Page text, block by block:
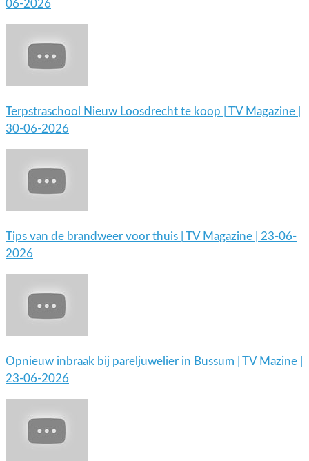
06-2026
Terpstraschool Nieuw Loosdrecht te koop | TV Magazine |
30-06-2026
Tips van de brandweer voor thuis | TV Magazine | 23-06-
2026
Opnieuw inbraak bij pareljuwelier in Bussum | TV Mazine |
23-06-2026